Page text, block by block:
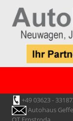
+49 03623 -
Autohaus